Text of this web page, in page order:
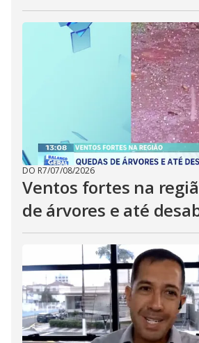
DO R7/07/08/2026
Ventos fortes na
de árvores e até